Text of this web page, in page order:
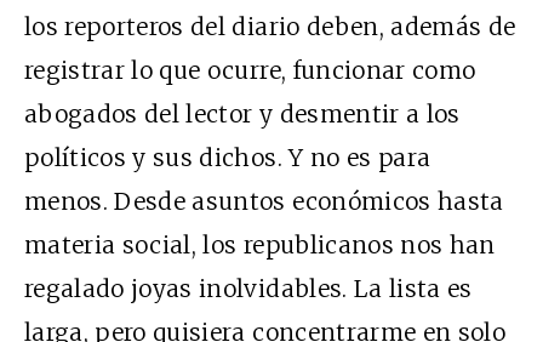
los reporteros del diario deben, además de
registrar lo que ocurre, funcionar como
abogados del lector y desmentir a los
políticos y sus dichos. Y no es para
menos. Desde asuntos económicos hasta
materia social, los republicanos nos han
regalado joyas inolvidables. La lista es
larga, pero quisiera concentrarme en solo